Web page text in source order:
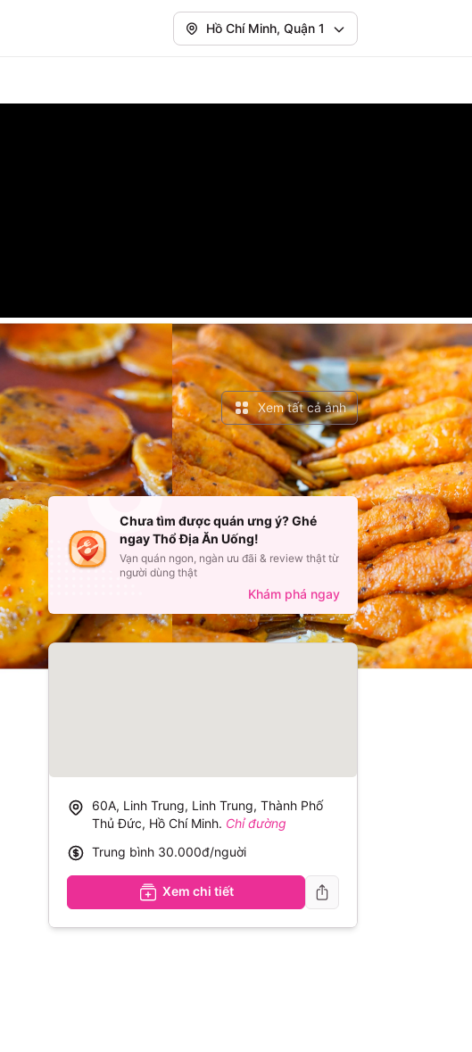
Hồ Chí Minh, Quận 1
Xem tất cả ảnh
60A, Linh Trung, Linh Trung, Thành Phố
Thủ Đức, Hồ Chí Minh. Chỉ đường
Trung bình 30.000đ/nguời
Xem chi tiết
Chưa tìm được quán ưng ý? Ghé
ngay Thổ Địa Ăn Uống!
Vạn quán ngon, ngàn ưu đãi & review thật từ
người dùng thật
Khám phá ngay